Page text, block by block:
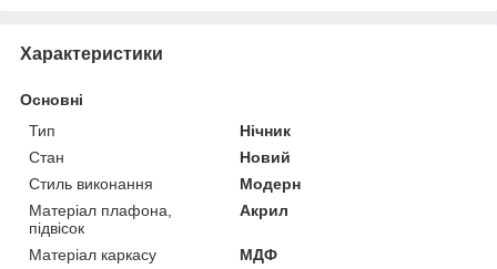
Характеристики
Основні
Тип
Нічник
Стан
Новий
Стиль виконання
Модерн
Матеріал плафона,
підвісок
Акрил
Матеріал каркасу
МДФ